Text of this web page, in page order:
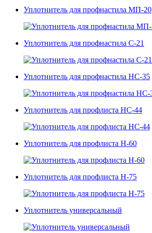
Уплотнитель для профнастила МП-20
Уплотнитель для профнастила С-21
Уплотнитель для профнастила НС-35
Уплотнитель для профлиста НС-44
Уплотнитель для профлиста Н-60
Уплотнитель для профлиста Н-75
Уплотнитель универсальный